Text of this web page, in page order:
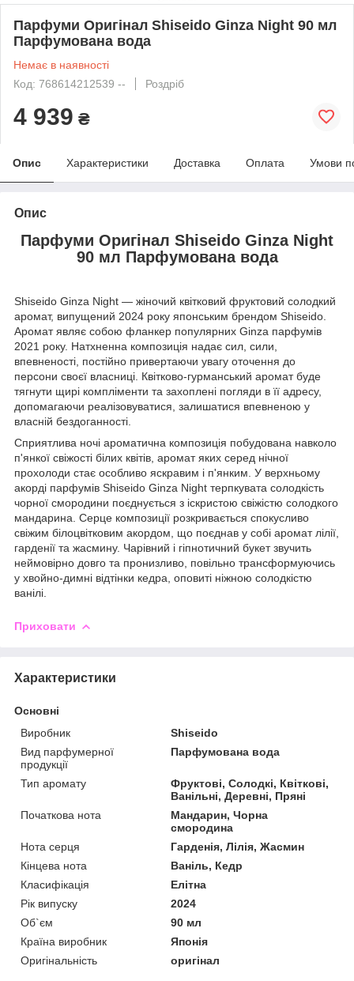
Парфуми Оригінал Shiseido Ginza Night 90 мл
Парфумована вода
Немає в наявності
Код: 768614212539 --
Роздріб
4 939 ₴
Опис Характеристики Доставка Оплата Умови
Опис
Парфуми Оригінал Shiseido Ginza Night
90 мл Парфумована вода
Shiseido Ginza Night — жіночий квітковий фруктовий солодкий
аромат, випущений 2024 року японським брендом Shiseido.
Аромат являє собою фланкер популярних Ginza парфумів
2021 року. Натхненна композиція надає сил, сили,
впевненості, постійно привертаючи увагу оточення до
персони своєї власниці. Квітково-гурманський аромат буде
тягнути щирі компліменти та захоплені погляди в її адресу,
допомагаючи реалізовуватися, залишатися впевненою у
власній бездоганності.
Сприятлива ночі ароматична композиція побудована навколо
п'янкої свіжості білих квітів, аромат яких серед нічної
прохолоди стає особливо яскравим і п'янким. У верхньому
акорді парфумів Shiseido Ginza Night терпкувата солодкість
чорної смородини поєднується з іскристою свіжістю солодкого
мандарина. Серце композиції розкривається спокусливо
свіжим білоцвітковим акордом, що поєднав у собі аромат лілії,
гарденії та жасмину. Чарівний і гіпнотичний букет звучить
неймовірно довго та пронизливо, повільно трансформуючись
у хвойно-димні відтінки кедра, оповиті ніжною солодкістю
ванілі.
Приховати
Характеристики
Основні
Виробник
Shiseido
Вид парфумерної
продукції
Парфумована вода
Тип аромату
Фруктові, Солодкі, Квіткові,
Ванільні, Деревні, Пряні
Початкова нота
Мандарин, Чорна
смородина
Нота серця
Гарденія, Лілія, Жасмин
Кінцева нота
Ваніль, Кедр
Класифікація
Елітна
Рік випуску
2024
Об`єм
90 мл
Країна виробник
Японія
Оригінальність
оригінал